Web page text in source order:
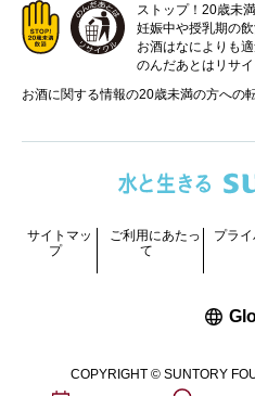
ストップ！20歳未
妊娠中や授乳期の飲
お酒はなによりも適
のんだあとはリサイ
お酒に関する情報の20歳未満の方への
COPYRIGHT © SUNTORY
ALL RIGHTS
サイトマッ
プ
ご利用にあたっ
て
プラ